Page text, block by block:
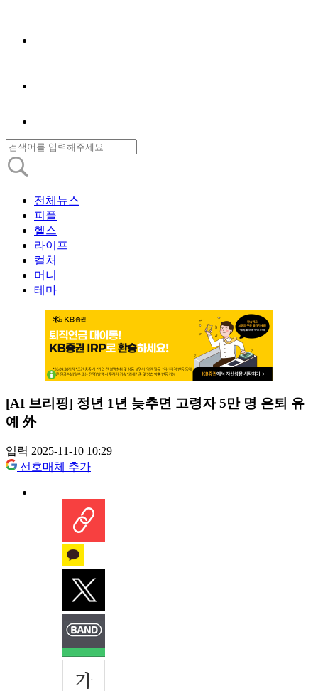
전체뉴스
피플
헬스
라이프
컬처
머니
테마
[AI 브리핑] 정년 1년 늦추면 고령자 5만 명 은퇴 유
예 外
입력 2025-11-10 10:29
선호매체 추가